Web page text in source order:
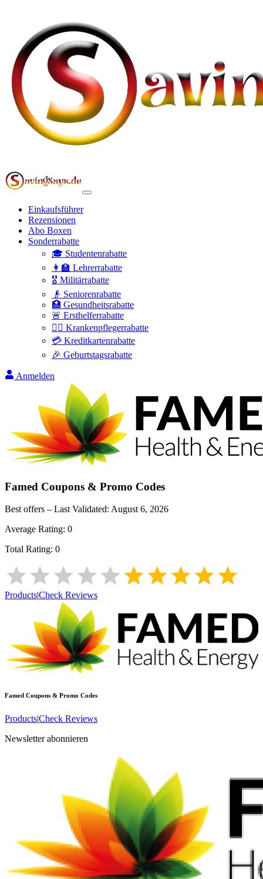
Einkaufsführer
Rezensionen
Abo Boxen
Sonderrabatte
🎓 Studentenrabatte
👩‍🏫 Lehrerrabatte
🎖️ Militärrabatte
👴 Seniorenrabatte
🏥 Gesundheitsrabatte
🚨 Ersthelferrabatte
👩‍⚕️ Krankenpflegerrabatte
💳 Kreditkartenrabatte
🎉 Geburtstagsrabatte
Anmelden
Famed Coupons & Promo Codes
Best offers – Last Validated: August 6, 2026
Average Rating: 0
Total Rating: 0
Products|Check Reviews
Famed Coupons & Promo Codes
Products|Check Reviews
Newsletter abonnieren